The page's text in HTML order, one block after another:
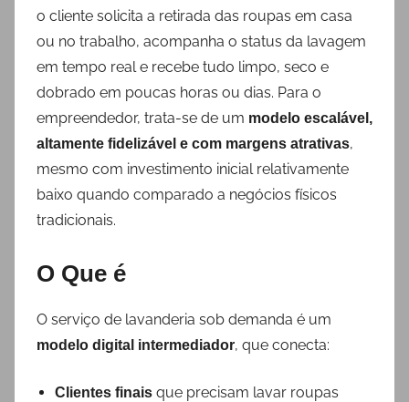
o cliente solicita a retirada das roupas em casa
ou no trabalho, acompanha o status da lavagem
em tempo real e recebe tudo limpo, seco e
dobrado em poucas horas ou dias. Para o
empreendedor, trata-se de um modelo escalável,
altamente fidelizável e com margens atrativas,
mesmo com investimento inicial relativamente
baixo quando comparado a negócios físicos
tradicionais.
O Que é
O serviço de lavanderia sob demanda é um
modelo digital intermediador, que conecta:
Clientes finais que precisam lavar roupas